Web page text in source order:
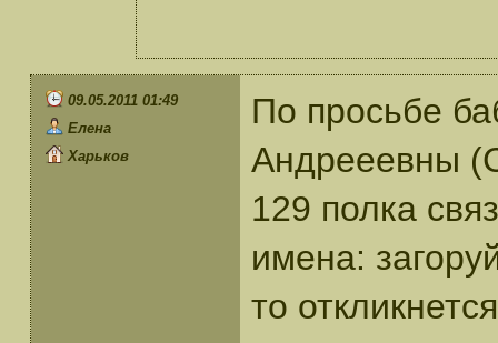
09.05.2011 01:49
Елена
Харьков
По просьбе
Андрееевны
129 полка
имена:
то